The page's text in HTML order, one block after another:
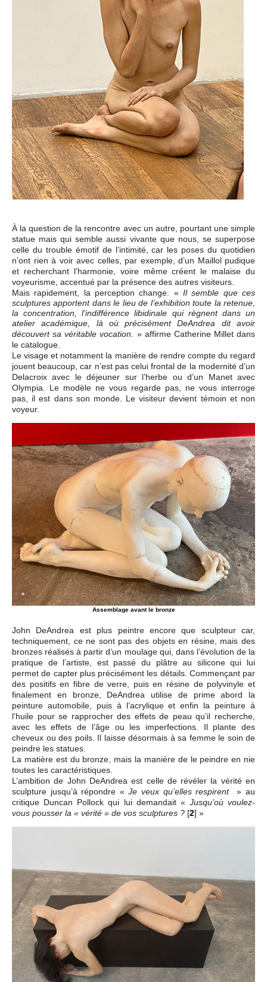
À la question de la rencontre avec un autre, pourtant une simple
statue mais qui semble aussi vivante que nous, se superpose
celle du trouble émotif de l’intimité, car les poses du quotidien
n’ont rien à voir avec celles, par exemple, d’un Maillol pudique
et recherchant l’harmonie, voire même créent le malaise du
voyeurisme, accentué par la présence des autres visiteurs.
Mais rapidement, la perception change. « Il semble que ces
sculptures apportent dans le lieu de l’exhibition toute la retenue,
la concentration, l’indifférence libidinale qui règnent dans un
atelier académique, là où précisément DeAndrea dit avoir
découvert sa véritable vocation.
» affirme Catherine Millet dans
le catalogue.
Le visage et notamment la manière de rendre compte du regard
jouent beaucoup, car n’est pas celui frontal de la modernité d’un
Delacroix avec le déjeuner sur l’herbe ou d’un Manet avec
Olympia. Le modèle ne vous regarde pas, ne vous interroge
pas, il est dans son monde. Le visiteur devient témoin et non
voyeur.
Assemblage avant le bronze
John DeAndrea est plus peintre encore que sculpteur car,
techniquement, ce ne sont pas des objets en résine, mais des
bronzes réalisés à partir d’un moulage qui, dans l’évolution de la
pratique de l’artiste, est passé du plâtre au silicone qui lui
permet de capter plus précisément les détails. Commençant par
des positifs en fibre de verre, puis en résine de polyvinyle et
finalement en bronze, DeAndrea utilise de prime abord la
peinture automobile, puis à l’acrylique et enfin la peinture à
l’huile pour se rapprocher des effets de peau qu’il recherche,
avec les effets de l’âge ou les imperfections. Il plante des
cheveux ou des poils. Il laisse désormais à sa femme le soin de
peindre les statues.
La matière est du bronze, mais la manière de le peindre en nie
toutes les caractéristiques.
L’ambition de John DeAndrea est celle de révéler la vérité en
sculpture jusqu’à répondre «Je veux qu’elles respirent
» au
critique Duncan Pollock qui lui demandait « Jusqu’où voulez-
vous pousser la « vérité » de vos sculptures ? [2] »